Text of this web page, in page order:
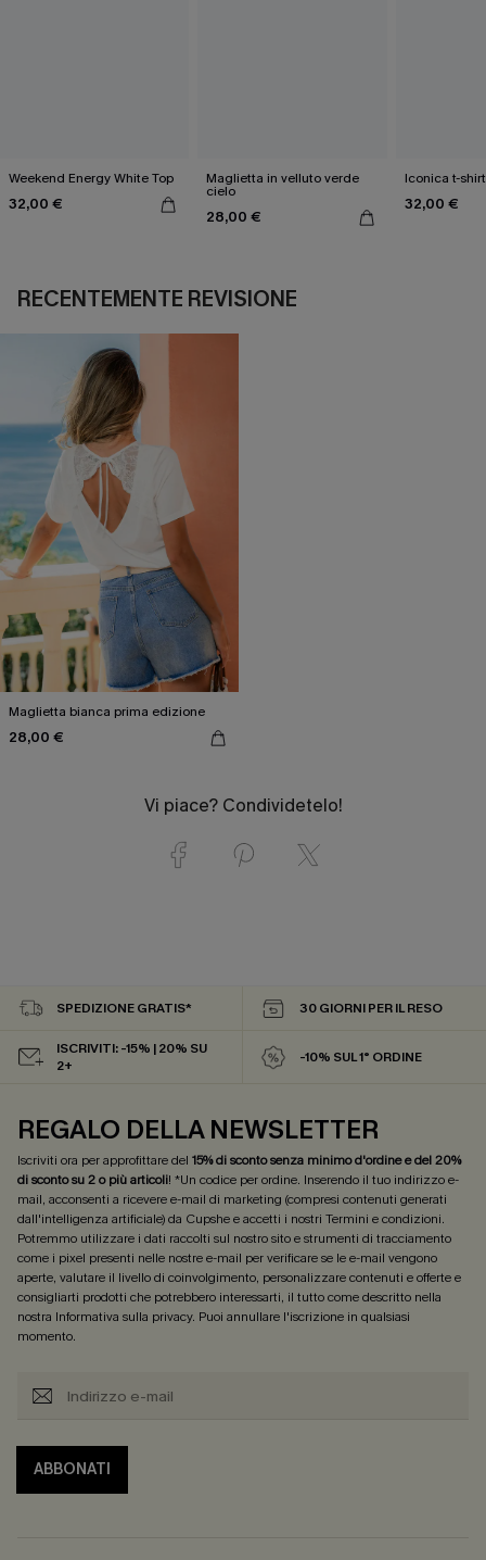
Weekend Energy White Top
32,00 €
Maglietta in velluto verde
cielo
28,00 €
Iconica t-
32,00 €
RECENTEMENTE REVISIONE
Maglietta bianca prima edizione
28,00 €
Vi piace? Condividetelo!
SPEDIZIONE GRATIS* 30 GIORNI PER IL RESO
ISCRIVITI: -15% | 20% SU
2+
-10% SUL 1° ORDINE
REGALO DELLA NEWSLETTER
Iscriviti ora per approfittare del 15% di sconto senza minimo d'ordine e del 20%
di sconto su 2 o più articoli! *Un codice per ordine. Inserendo il tuo indirizzo e-
mail, acconsenti a ricevere e-mail di marketing (compresi contenuti generati
dall'intelligenza artificiale) da Cupshe e accetti i nostri Termini e condizioni.
Potremmo utilizzare i dati raccolti sul nostro sito e strumenti di tracciamento
come i pixel presenti nelle nostre e-mail per verificare se le e-mail vengono
aperte, valutare il livello di coinvolgimento, personalizzare contenuti e offerte e
consigliarti prodotti che potrebbero interessarti, il tutto come descritto nella
nostra Informativa sulla privacy. Puoi annullare l'iscrizione in qualsiasi
momento.
ABBONATI